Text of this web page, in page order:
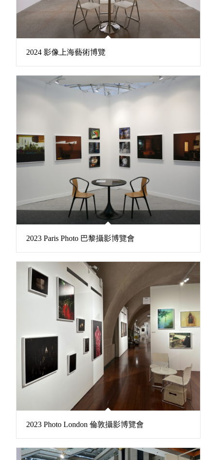
2024 影像上海藝術博覽
2023 Paris Photo 巴黎攝影博覽會
2023 Photo London 倫敦攝影博覽會